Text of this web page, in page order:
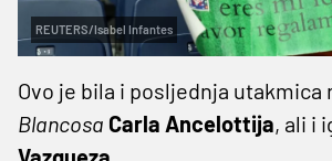
REUTERS/Isabel Infantes
Ovo je bila i posljednja utakmica
Blancosa Carla Ancelottija, ali i